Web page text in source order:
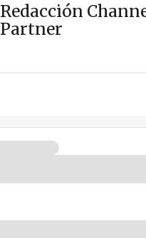
Redacción
Partner